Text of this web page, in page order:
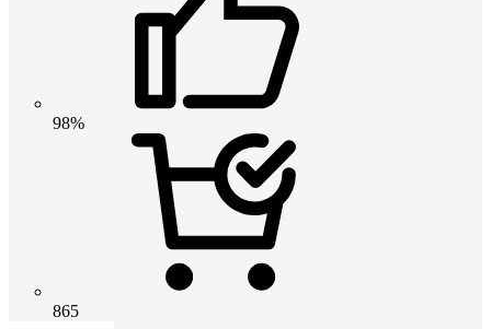
98%
865